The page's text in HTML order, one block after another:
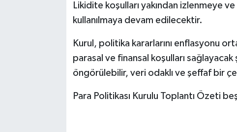
Likidite koşulları yakından izlenmeye
kullanılmaya devam edilecektir.
Kurul, politika kararlarını enflasyonu
parasal ve finansal koşulları
öngörülebilir, veri odaklı ve şeffaf bir
Para Politikası Kurulu Toplantı Özeti